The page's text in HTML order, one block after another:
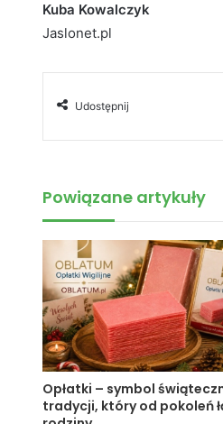
Kuba Kowalczyk
Jaslonet.pl
Udostępnij
Powiązane artykuły
Opłatki – symbol
tradycji, który od pokoleń